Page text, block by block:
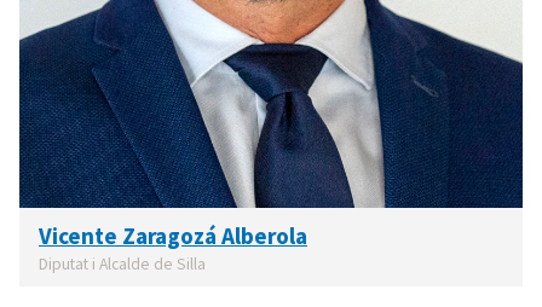
Vicente Zaragozá Alberola
Diputat i Alcalde de Silla